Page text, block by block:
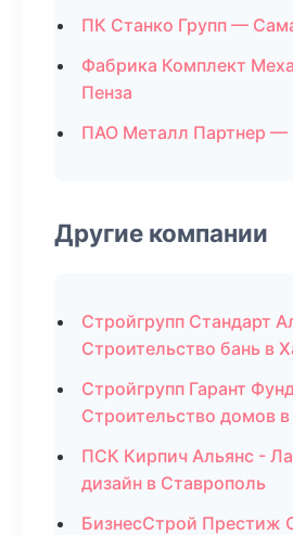
ПК Станко Групп —
Фабрика Комплект
Пенза
ПАО Металл Партнер —
Другие компании
Стройгрупп Стандарт
Строительство бань в
Стройгрупп Гарант
Строительство домов
ПСК Кирпич Альянс -
дизайн в Ставрополь
БизнесСтрой Престиж